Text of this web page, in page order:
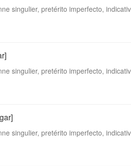
singulier, pretérito imperfecto,
singulier, pretérito imperfecto,
singulier, pretérito imperfecto,